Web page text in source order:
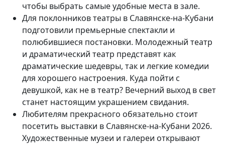
чтобы выбрать самые удобные места в зале.
Для поклонников театры в Славянске-на-Кубани
подготовили премьерные спектакли и
полюбившиеся постановки. Молодежный театр
и драматический театр представят как
драматические шедевры, так и легкие комедии
для хорошего настроения. Куда пойти с
девушкой, как не в театр? Вечерний выход в свет
станет настоящим украшением свидания.
Любителям прекрасного обязательно стоит
посетить выставки в Славянске-на-Кубани 2026.
Художественные музеи и галереи открывают